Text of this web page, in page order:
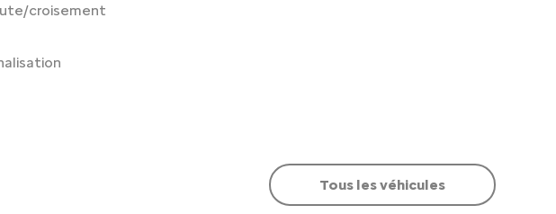
croisement
Tous les véhicules